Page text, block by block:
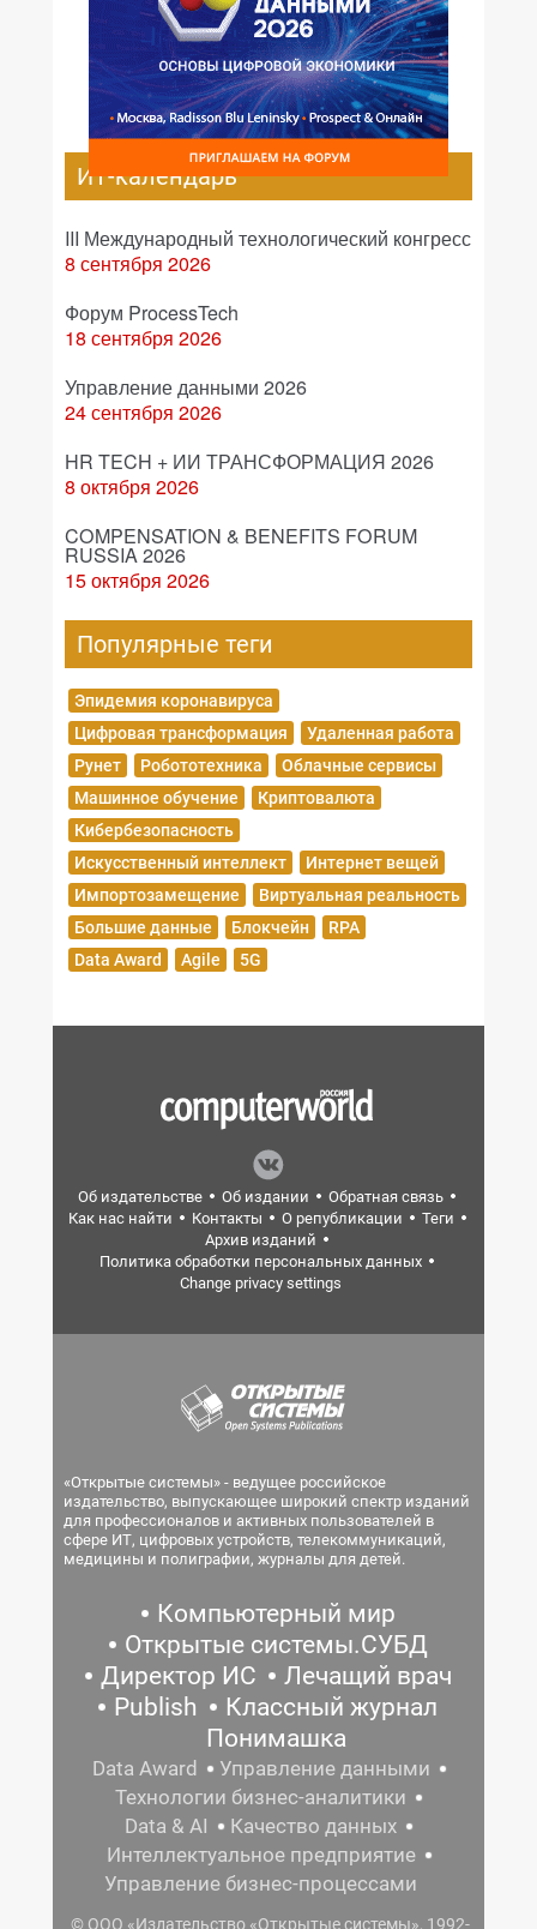
ИТ-календарь
III Международный технологический конгресс
8 сентября 2026
Форум ProcessTech
18 сентября 2026
Управление данными 2026
24 сентября 2026
HR TECH + ИИ ТРАНСФОРМАЦИЯ 2026
8 октября 2026
COMPENSATION & BENEFITS FORUM
RUSSIA 2026
15 октября 2026
Популярные теги
Эпидемия коронавируса
Цифровая трансформация
Удаленная работа
Рунет
Робототехника
Облачные сервисы
Машинное обучение
Криптовалюта
Кибербезопасность
Искусственный интеллект
Интернет вещей
Импортозамещение
Виртуальная реальность
Большие данные
Блокчейн
RPA
Data Award
Agile 5G
Об издательстве Об издании
Обратная связь
Как нас найти
Контакты О републикации
Теги
Архив изданий
Политика обработки персональных данных
Change privacy settings
«Открытые системы» - ведущее российское
издательство, выпускающее широкий спектр изданий
для профессионалов и активных пользователей в
сфере ИТ, цифровых устройств, телекоммуникаций,
медицины и полиграфии, журналы для детей.
Компьютерный мир
Открытые системы.СУБД
Директор ИС
Лечащий врач
Publish
Классный журнал
Понимашка
Data Award
Управление данными
Технологии бизнес-аналитики
Data & AI
Качество данных
Интеллектуальное предприятие
Управление бизнес-процессами
© ООО «Издательство «Открытые системы», 1992-